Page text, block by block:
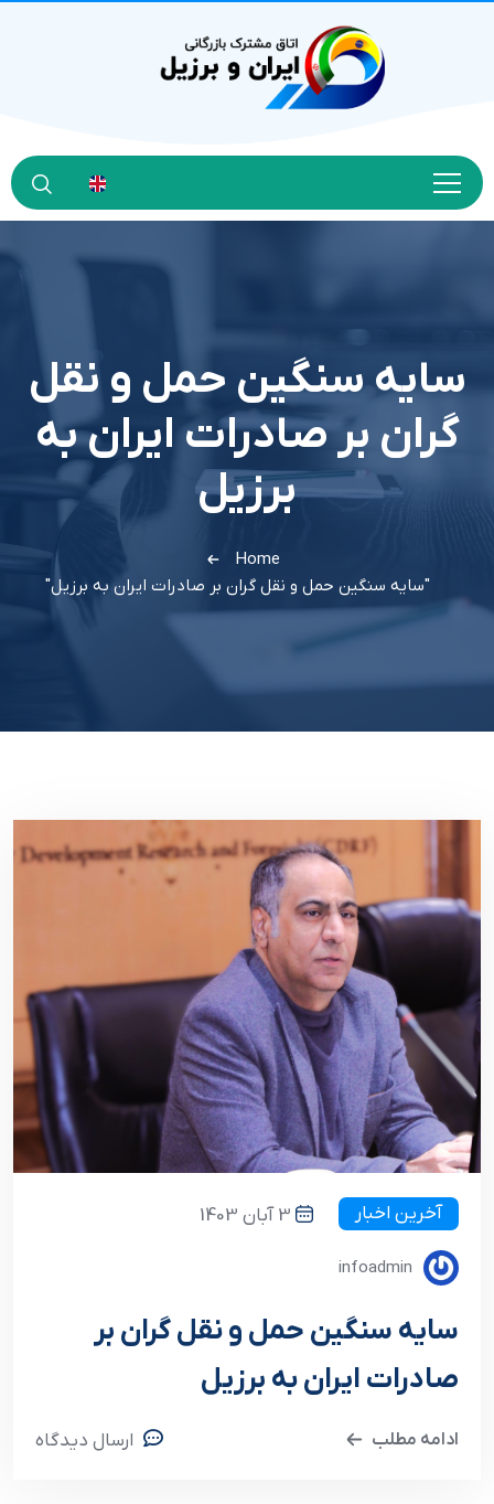
سایه سنگین حمل و نقل
گران بر صادرات ایران به
برزیل
Home
"سایه سنگین حمل و نقل گران بر صادرات ایران به برزیل"
آخرین اخبار 3 آبان 1403
infoadmin
سایه سنگین حمل و نقل گران بر
صادرات ایران به برزیل
ادامه مطلب ارسال دیدگاه